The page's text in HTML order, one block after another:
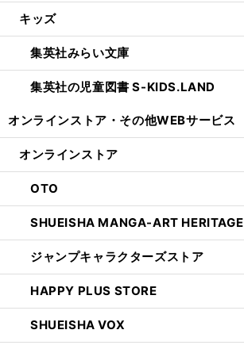
キッズ
集英社みらい文庫
集英社の児童図書 S-KIDS.LAND
オンラインストア・ その他WEBサービス
オンラインストア
OTO
SHUEISHA MANGA-ART HERITAGE
ジャンプキャラクターズストア
HAPPY PLUS STORE
SHUEISHA VOX